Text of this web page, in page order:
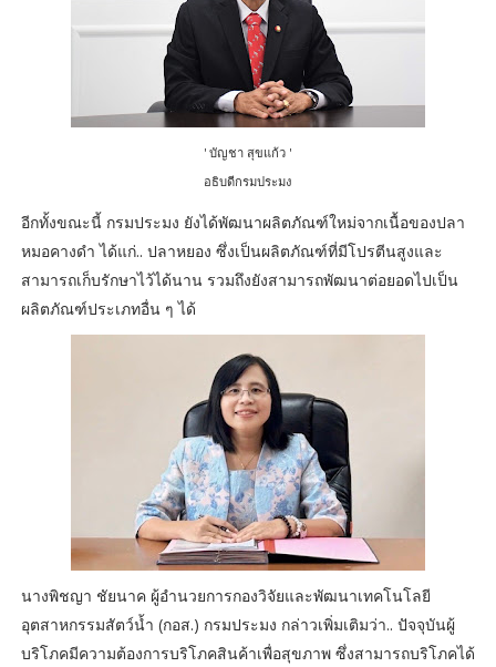
' บัญชา สุขแก้ว '
อธิบดีกรมประมง
อีกทั้งขณะนี้ กรมประมง ยังได้พัฒนาผลิตภัณฑ์ใหม่จากเนื้อของปลา
หมอคางดำ ได้แก่.. ปลาหยอง ซึ่งเป็นผลิตภัณฑ์ที่มีโปรตีนสูงและ
สามารถเก็บรักษาไว้ได้นาน รวมถึงยังสามารถพัฒนาต่อยอดไปเป็น
ผลิตภัณฑ์ประเภทอื่น ๆ ได้
นางพิชญา ชัยนาค ผู้อำนวยการกองวิจัยและพัฒนาเทคโนโลยี
อุตสาหกรรมสัตว์น้ำ (กอส.) กรมประมง กล่าวเพิ่มเติมว่า.. ปัจจุบันผู้
บริโภคมีความต้องการบริโภคสินค้าเพื่อสุขภาพ ซึ่งสามารถบริโภคได้